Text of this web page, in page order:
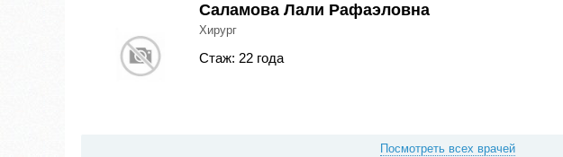
Саламова Лали Рафаэловна
Хирург
Стаж: 22 года
Посмотреть всех врачей